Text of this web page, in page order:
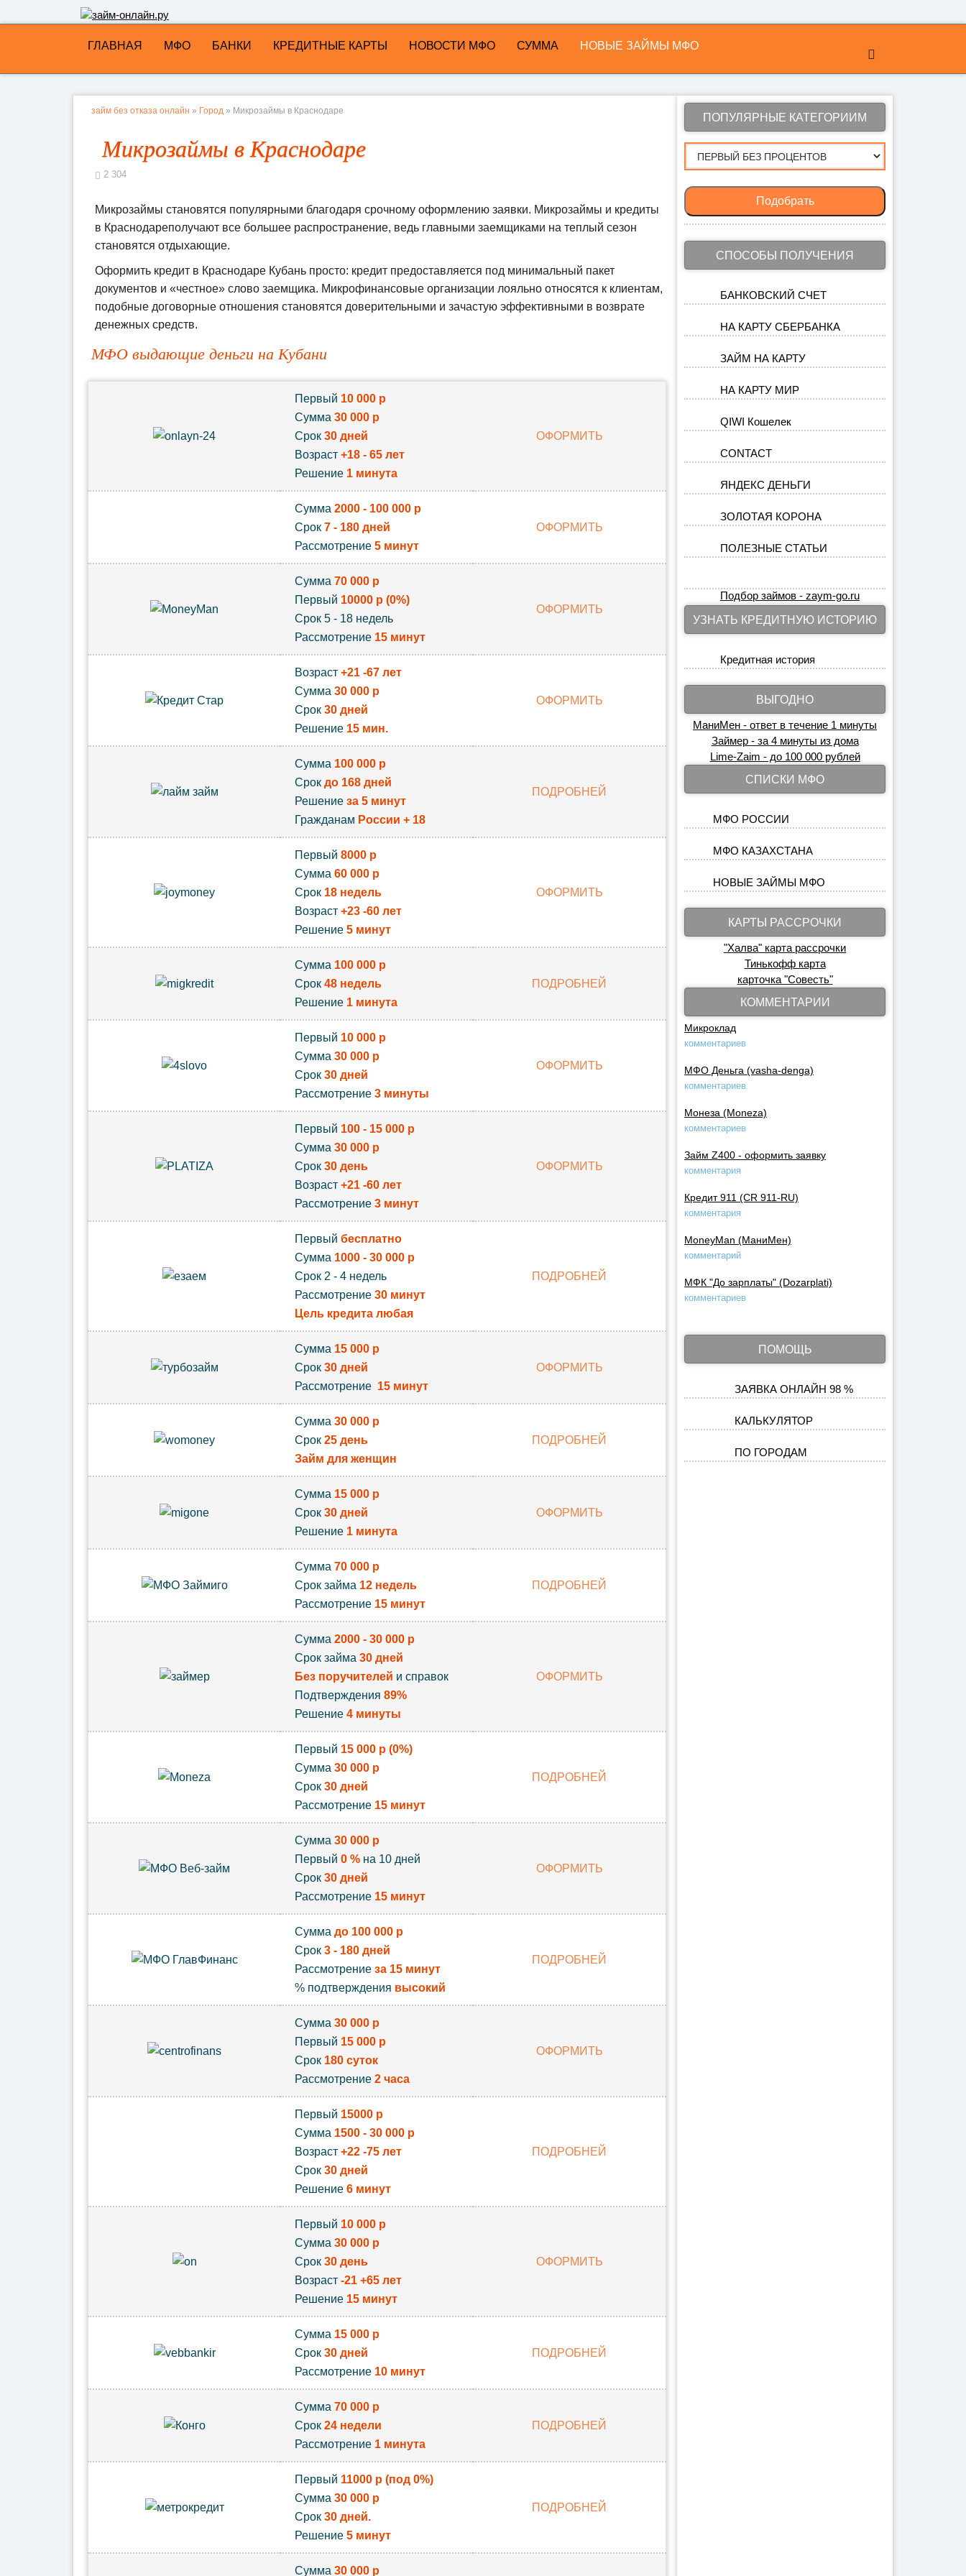
ГЛАВНАЯ МФО БАНКИ КРЕДИТНЫЕ КАРТЫ НОВОСТИ МФО СУММА НОВЫЕ ЗАЙМЫ МФО
займ без отказа онлайн » Город » Микрозаймы в Краснодаре
Микрозаймы в Краснодаре
2 304
Микрозаймы становятся популярными благодаря срочному оформлению заявки. Микрозаймы и кредиты
в Краснодареполучают все большее распространение, ведь главными заемщиками на теплый сезон
становятся отдыхающие.
Оформить кредит в Краснодаре Кубань просто: кредит предоставляется под минимальный пакет
документов и «честное» слово заемщика. Микрофинансовые организации лояльно относятся к клиентам,
подобные договорные отношения становятся доверительными и зачастую эффективными в возврате
денежных средств.
МФО выдающие деньги на Кубани
Первый 10 000 р
Сумма 30 000 р
Срок 30 дней
Возраст +18 - 65 лет
Решение 1 минута
ОФОРМИТЬ
Сумма 2000 - 100 000 р
Срок 7 - 180 дней
Рассмотрение 5 минут
ОФОРМИТЬ
Сумма 70 000 р
Первый 10000 р (0%)
Срок 5 - 18 недель
Рассмотрение 15 минут
ОФОРМИТЬ
Возраст +21 -67 лет
Сумма 30 000 р
Срок 30 дней
Решение 15 мин.
ОФОРМИТЬ
Сумма 100 000 р
Срок до 168 дней
Решение за 5 минут
Гражданам России + 18
ПОДРОБНЕЙ
Первый 8000 р
Сумма 60 000 р
Срок 18 недель
Возраст +23 -60 лет
Решение 5 минут
ОФОРМИТЬ
Сумма 100 000 р
Срок 48 недель
Решение 1 минута
ПОДРОБНЕЙ
Первый 10 000 р
Сумма 30 000 р
Срок 30 дней
Рассмотрение 3 минуты
ОФОРМИТЬ
Первый 100 - 15 000 р
Сумма 30 000 р
Срок 30 день
Возраст +21 -60 лет
Рассмотрение 3 минут
ОФОРМИТЬ
Первый бесплатно
Сумма 1000 - 30 000 р
Срок 2 - 4 недель
Рассмотрение 30 минут
Цель кредита любая
ПОДРОБНЕЙ
Сумма 15 000 р
Срок 30 дней
Рассмотрение 15 минут
ОФОРМИТЬ
Сумма 30 000 р
Срок 25 день
Займ для женщин
ПОДРОБНЕЙ
Сумма 15 000 р
Срок 30 дней
Решение 1 минута
ОФОРМИТЬ
Сумма 70 000 р
Срок займа 12 недель
Рассмотрение 15 минут
ПОДРОБНЕЙ
Сумма 2000 - 30 000 р
Срок займа 30 дней
Без поручителей и справок
Подтверждения 89%
Решение 4 минуты
ОФОРМИТЬ
Первый 15 000 р (0%)
Сумма 30 000 р
Срок 30 дней
Рассмотрение 15 минут
ПОДРОБНЕЙ
Сумма 30 000 р
Первый 0 % на 10 дней
Срок 30 дней
Рассмотрение 15 минут
ОФОРМИТЬ
Сумма до 100 000 р
Срок 3 - 180 дней
Рассмотрение за 15 минут
% подтверждения высокий
ПОДРОБНЕЙ
Сумма 30 000 р
Первый 15 000 р
Срок 180 суток
Рассмотрение 2 часа
ОФОРМИТЬ
Первый 15000 р
Сумма 1500 - 30 000 р
Возраст +22 -75 лет
Срок 30 дней
Решение 6 минут
ПОДРОБНЕЙ
Первый 10 000 р
Сумма 30 000 р
Срок 30 день
Возраст -21 +65 лет
Решение 15 минут
ОФОРМИТЬ
Сумма 15 000 р
Срок 30 дней
Рассмотрение 10 минут
ПОДРОБНЕЙ
Сумма 70 000 р
Срок 24 недели
Рассмотрение 1 минута
ПОДРОБНЕЙ
Первый 11000 р (под 0%)
Сумма 30 000 р
Срок 30 дней.
Решение 5 минут
ПОДРОБНЕЙ
Сумма 30 000 р
ПОПУЛЯРНЫЕ КАТЕГОРИИМ
Подобрать
СПОСОБЫ ПОЛУЧЕНИЯ
БАНКОВСКИЙ СЧЕТ
НА КАРТУ СБЕРБАНКА
ЗАЙМ НА КАРТУ
НА КАРТУ МИР
QIWI Кошелек
CONTACT
ЯНДЕКС ДЕНЬГИ
ЗОЛОТАЯ КОРОНА
ПОЛЕЗНЫЕ СТАТЬИ
Подбор займов - zaym-go.ru
УЗНАТЬ КРЕДИТНУЮ ИСТОРИЮ
Кредитная история
ВЫГОДНО
МаниМен - ответ в течение 1 минуты
Займер - за 4 минуты из дома
Lime-Zaim - до 100 000 рублей
СПИСКИ МФО
МФО РОССИИ
МФО КАЗАХСТАНА
НОВЫЕ ЗАЙМЫ МФО
КАРТЫ РАССРОЧКИ
"Халва" карта рассрочки
Тинькофф карта
карточка "Совесть"
КОММЕНТАРИИ
Микроклад
комментариев
МФО Деньга (vasha-denga)
комментариев
Монеза (Moneza)
комментариев
Займ Z400 - оформить заявку
комментария
Кредит 911 (CR 911-RU)
комментария
MoneyMan (МаниМен)
комментарий
МФК "До зарплаты" (Dozarplati)
комментариев
ПОМОЩЬ
ЗАЯВКА ОНЛАЙН 98 %
КАЛЬКУЛЯТОР
ПО ГОРОДАМ